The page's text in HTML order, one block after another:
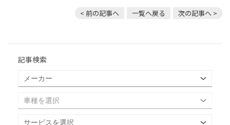
< 前の記事へ 一覧へ戻る 次の記事へ >
記事検索